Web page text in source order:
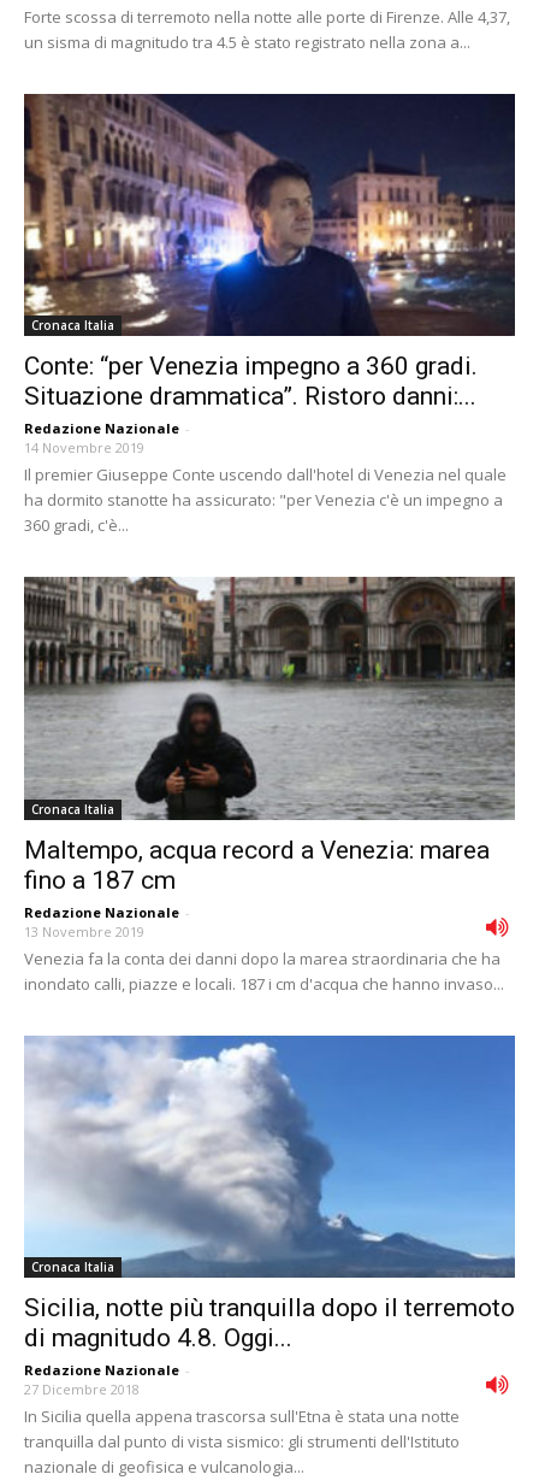
Forte scossa di terremoto nella notte alle porte di Firenze. Alle 4,37,
un sisma di magnitudo tra 4.5 è stato registrato nella zona a...
Cronaca Italia
Conte: “per Venezia impegno a 360 gradi.
Situazione drammatica”. Ristoro danni:...
Redazione Nazionale -
14 Novembre 2019
Il premier Giuseppe Conte uscendo dall'hotel di Venezia nel quale
ha dormito stanotte ha assicurato: "per Venezia c'è un impegno a
360 gradi, c'è...
Cronaca Italia
Maltempo, acqua record a Venezia: marea
fino a 187 cm
Redazione Nazionale -
13 Novembre 2019
Venezia fa la conta dei danni dopo la marea straordinaria che ha
inondato calli, piazze e locali. 187 i cm d'acqua che hanno invaso...
Cronaca Italia
Sicilia, notte più tranquilla dopo il terremoto
di magnitudo 4.8. Oggi...
Redazione Nazionale -
27 Dicembre 2018
In Sicilia quella appena trascorsa sull'Etna è stata una notte
tranquilla dal punto di vista sismico: gli strumenti dell'Istituto
nazionale di geofisica e vulcanologia...